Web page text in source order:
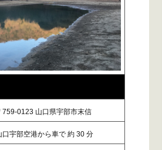
759-0123 山口県宇部市末信
口宇部空港から車で 約 30 分